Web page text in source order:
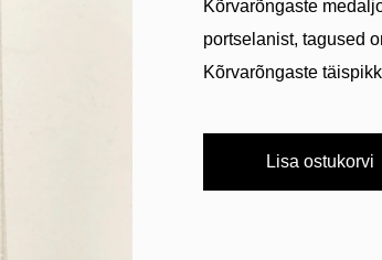
Kõrvarõngaste
portselanist, tagused
Kõrvarõngaste
Lisa ostukorvi